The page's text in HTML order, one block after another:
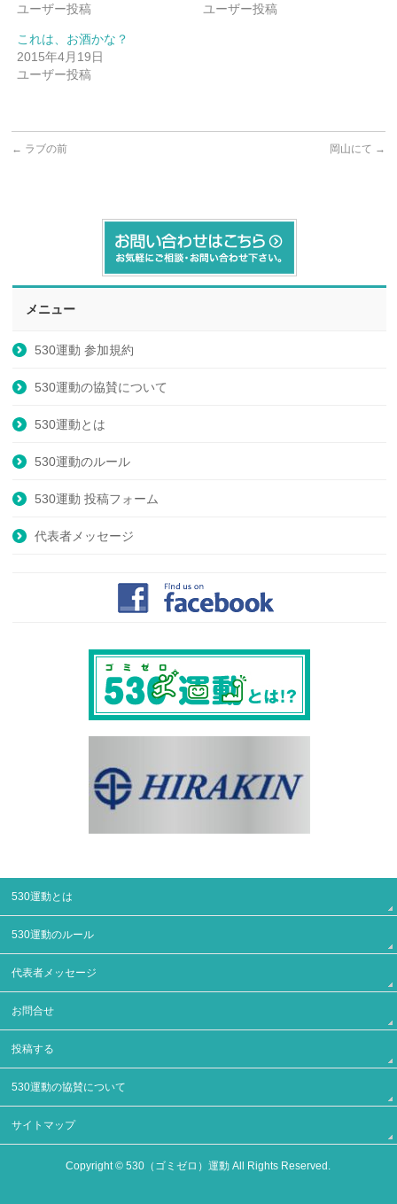
ユーザー投稿
ユーザー投稿
これは、お酒かな？
2015年4月19日
ユーザー投稿
← ラブの前 岡山にて →
メニュー
530運動 参加規約
530運動の協賛について
530運動とは
530運動のルール
530運動 投稿フォーム
代表者メッセージ
530運動とは
530運動のルール
代表者メッセージ
お問合せ
投稿する
530運動の協賛について
サイトマップ
Copyright ©530（ゴミゼロ）運動 All Rights Reserved.